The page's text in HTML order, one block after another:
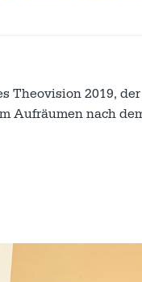
Theovision 2019,
Aufräumen nach